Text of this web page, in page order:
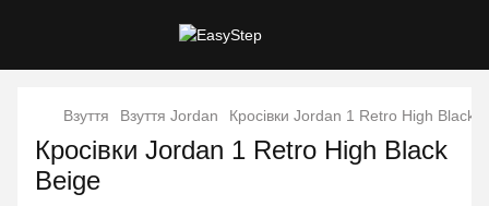
Взуття Взуття Jordan Кросівки Jordan 1 Retro High Black
Кросівки Jordan 1 Retro High Black
Beige